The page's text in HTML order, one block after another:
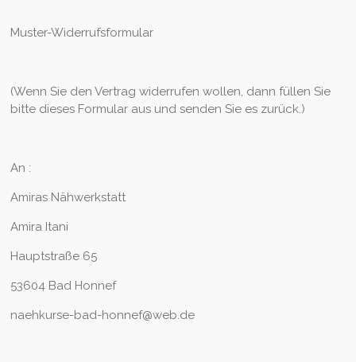
Muster-Widerrufsformular
(Wenn Sie den Vertrag widerrufen wollen, dann füllen Sie
bitte dieses Formular aus und senden Sie es zurück.)
An :
Amiras Nähwerkstatt
Amira Itani
Hauptstraße 65
53604 Bad Honnef
naehkurse-bad-honnef@web.de